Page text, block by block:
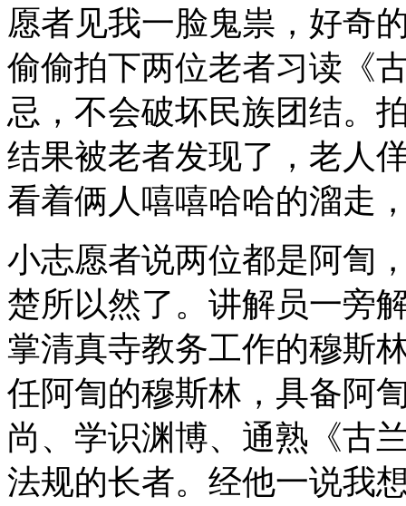
愿者见我一脸鬼祟，好奇
偷偷拍下两位老者习读《
忌，不会破坏民族团结。
结果被老者发现了，老人
看着俩人嘻嘻哈哈的溜走
小志愿者说两位都是阿訇
楚所以然了。讲解员一旁
掌清真寺教务工作的穆斯
任阿訇的穆斯林，具备阿
尚、学识渊博、通熟《古
法规的长者。经他一说我